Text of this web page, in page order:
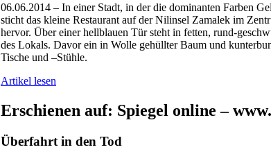
06.06.2014 – In einer Stadt, in der die dominanten Farben
sticht das kleine Restaurant auf der Nilinsel Zamalek im
hervor. Über einer hellblauen Tür steht in fetten, rund-
des Lokals. Davor ein in Wolle gehüllter Baum und
Tische und –Stühle.
Artikel lesen
Erschienen auf: Spiegel online –
Überfahrt in den Tod